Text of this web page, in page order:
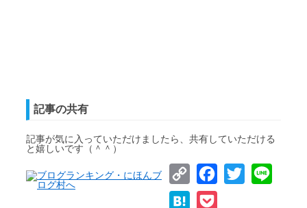
記事の共有
記事が気に入っていただけましたら、共有していただける
と嬉しいです（＾＾）
Copy
Link
Facebook
Twitter
Hatena